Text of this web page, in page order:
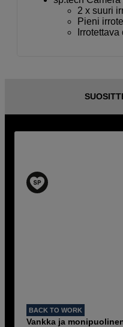
2 x suuri
Pieni
BACK TO WORK
Vankka ja